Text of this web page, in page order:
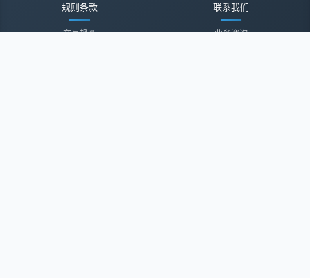
规则条款
交易规则
联系我们
业务咨询